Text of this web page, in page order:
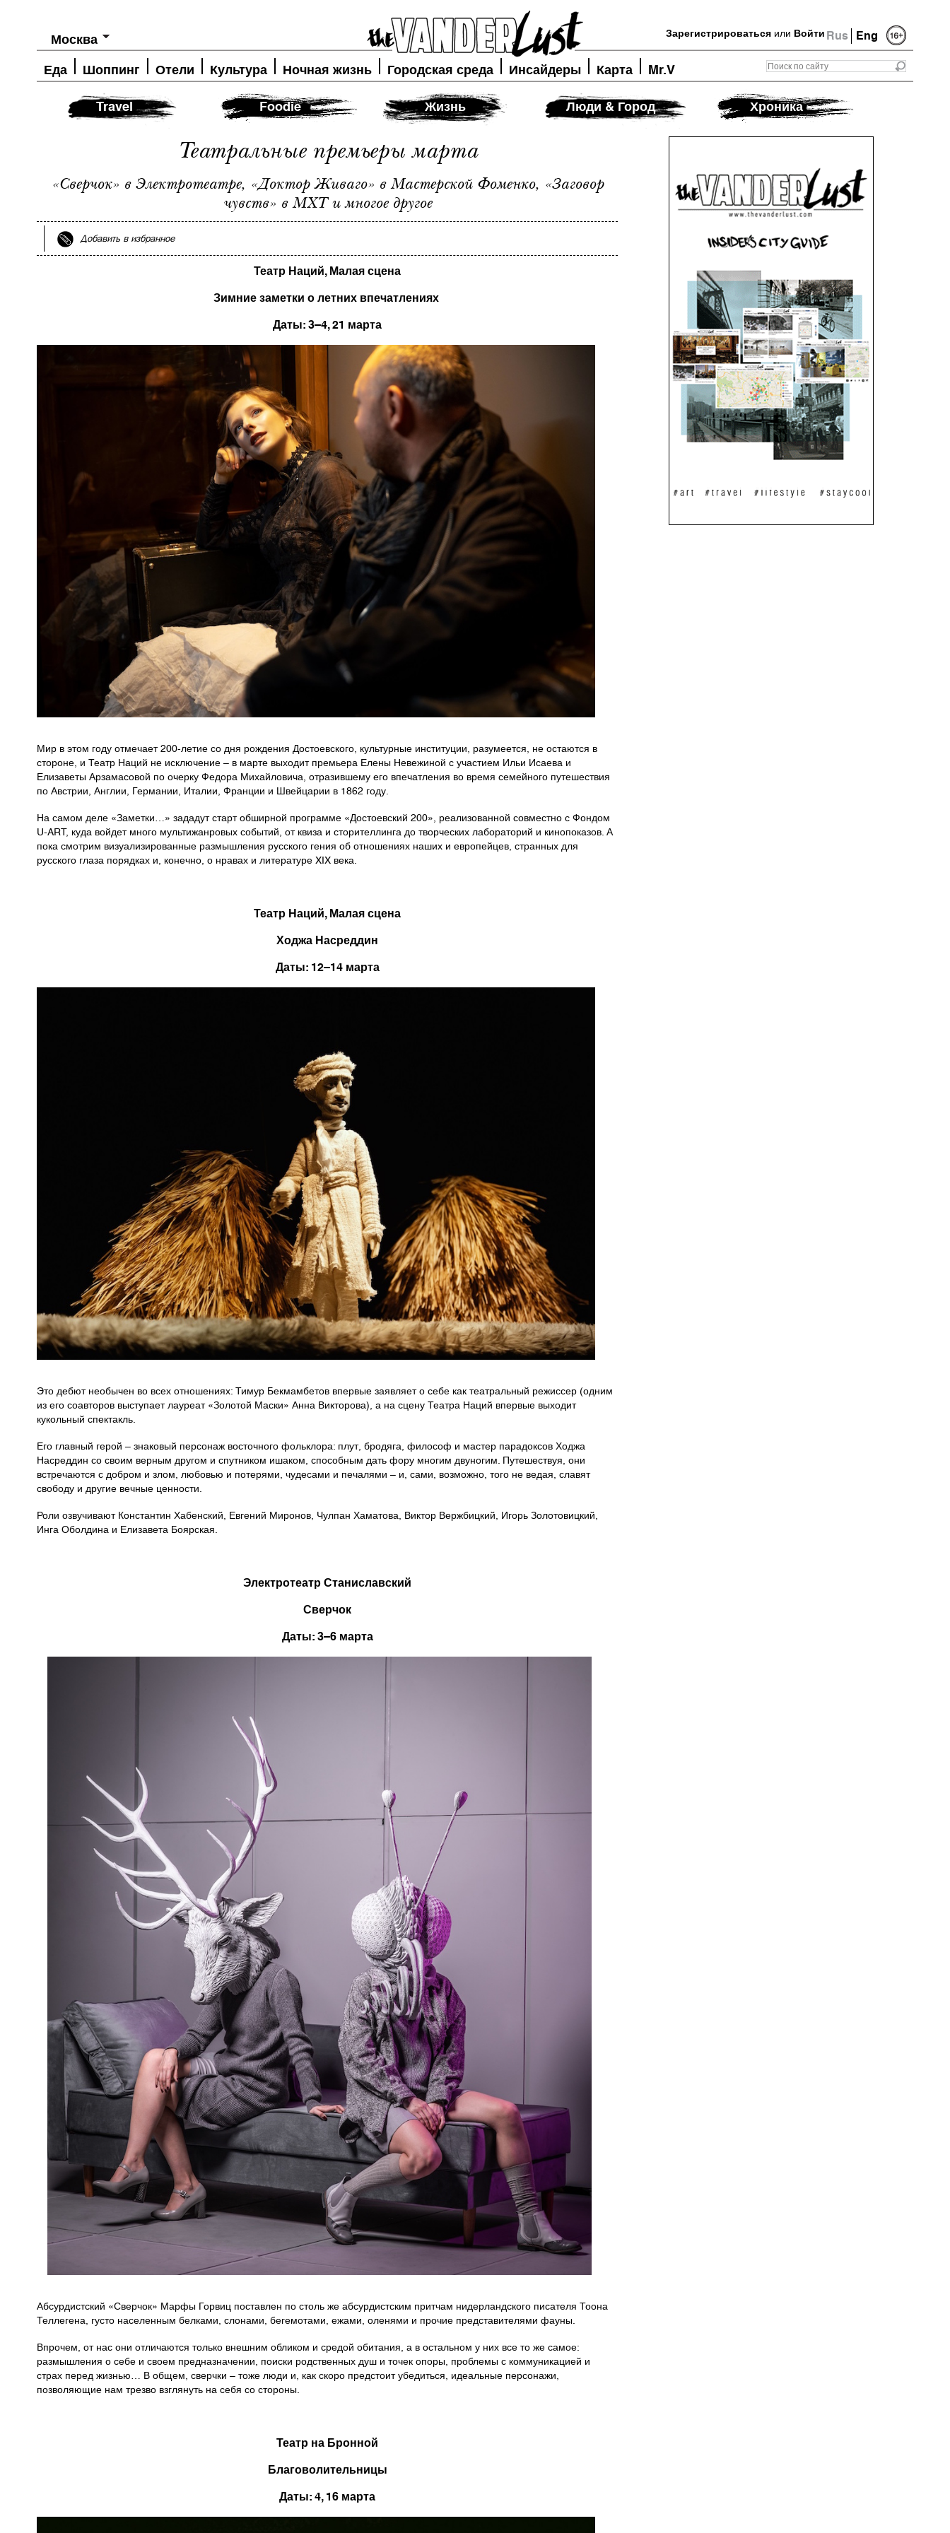
Rus Eng
Зарегистрироваться или Войти
Москва
Еда Шоппинг Отели Культура Ночная жизнь Городская среда Инсайдеры Карта Mr.V
Travel Foodie Жизнь Люди & Город Хроника
Театральные премьеры марта
«Сверчок» в Электротеатре, «Доктор Живаго» в Мастерской Фоменко, «Заговор
чувств» в МХТ и многое другое
Добавить в избранное
Театр Наций, Малая сцена
Зимние заметки о летних впечатлениях
Даты: 3–4, 21 марта
Мир в этом году отмечает 200-летие со дня рождения Достоевского, культурные институции, разумеется, не остаются в
стороне, и Театр Наций не исключение – в марте выходит премьера Елены Невежиной с участием Ильи Исаева и
Елизаветы Арзамасовой по очерку Федора Михайловича, отразившему его впечатления во время семейного путешествия
по Австрии, Англии, Германии, Италии, Франции и Швейцарии в 1862 году.
На самом деле «Заметки…» зададут старт обширной программе «Достоевский 200», реализованной совместно с Фондом
U-ART, куда войдет много мультижанровых событий, от квиза и сторителлинга до творческих лабораторий и кинопоказов. А
пока смотрим визуализированные размышления русского гения об отношениях наших и европейцев, странных для
русского глаза порядках и, конечно, о нравах и литературе XIX века.
Театр Наций, Малая сцена
Ходжа Насреддин
Даты: 12–14 марта
Это дебют необычен во всех отношениях: Тимур Бекмамбетов впервые заявляет о себе как театральный режиссер (одним
из его соавторов выступает лауреат «Золотой Маски» Анна Викторова), а на сцену Театра Наций впервые выходит
кукольный спектакль.
Его главный герой – знаковый персонаж восточного фольклора: плут, бродяга, философ и мастер парадоксов Ходжа
Насреддин со своим верным другом и спутником ишаком, способным дать фору многим двуногим. Путешествуя, они
встречаются с добром и злом, любовью и потерями, чудесами и печалями – и, сами, возможно, того не ведая, славят
свободу и другие вечные ценности.
Роли озвучивают Константин Хабенский, Евгений Миронов, Чулпан Хаматова, Виктор Вержбицкий, Игорь Золотовицкий,
Инга Оболдина и Елизавета Боярская.
Электротеатр Станиславский
Сверчок
Даты: 3–6 марта
Абсурдистский «Сверчок» Марфы Горвиц поставлен по столь же абсурдистским притчам нидерландского писателя Тоона
Теллегена, густо населенным белками, слонами, бегемотами, ежами, оленями и прочие представителями фауны.
Впрочем, от нас они отличаются только внешним обликом и средой обитания, а в остальном у них все то же самое:
размышления о себе и своем предназначении, поиски родственных душ и точек опоры, проблемы с коммуникацией и
страх перед жизнью… В общем, сверчки – тоже люди и, как скоро предстоит убедиться, идеальные персонажи,
позволяющие нам трезво взглянуть на себя со стороны.
Театр на Бронной
Благоволительницы
Даты: 4, 16 марта